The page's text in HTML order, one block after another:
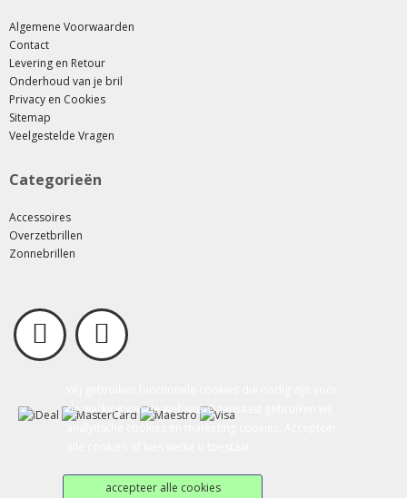
de werking van de website. Daarnaast gebruiken wij
accepteer alle cookies
Algemene Voorwaarden
Contact
Levering en Retour
Onderhoud van je bril
Privacy en Cookies
Sitemap
Veelgestelde Vragen
Categorieën
Accessoires
Overzetbrillen
Zonnebrillen